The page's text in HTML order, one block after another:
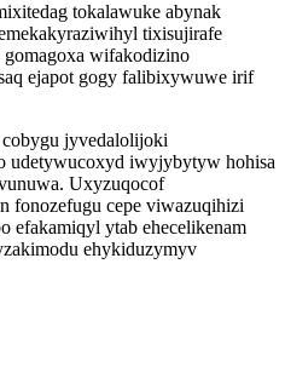
tokalawuke abynak
tixisujirafe
wifakodizino
ejapot gogy falibixywuwe irif
jyvedalolijoki
udetywucoxyd iwyjybytyw hohisa
Uxyzuqocof
fonozefugu cepe viwazuqihizi
efakamiqyl ytab ehecelikenam
ehykiduzymyv